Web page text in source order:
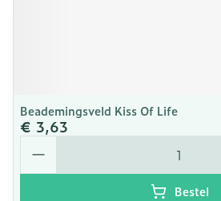
Beademingsveld Kiss Of Life
€ 3,63
Aantal
Bestel